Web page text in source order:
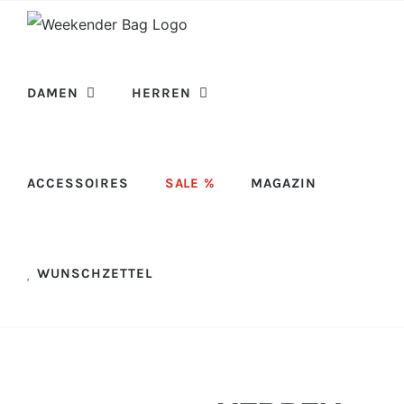
Skip
DAMEN HERREN
ACCESSOIRES SALE % MAGAZIN
WUNSCHZETTEL